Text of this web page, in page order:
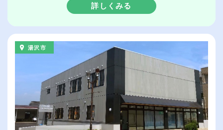
詳しくみる
湯沢市